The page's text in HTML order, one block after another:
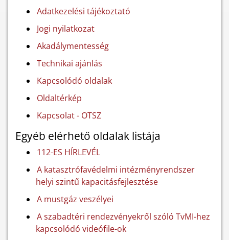
Adatkezelési tájékoztató
Jogi nyilatkozat
Akadálymentesség
Technikai ajánlás
Kapcsolódó oldalak
Oldaltérkép
Kapcsolat - OTSZ
Egyéb elérhető oldalak listája
112-ES HÍRLEVÉL
A katasztrófavédelmi intézményrendszer
helyi szintű kapacitásfejlesztése
A mustgáz veszélyei
A szabadtéri rendezvényekről szóló TvMI-hez
kapcsolódó videófile-ok